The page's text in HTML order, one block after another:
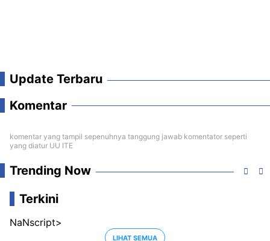
Update Terbaru
Komentar
komentar yang tampil sepenuhnya tanggung jawab komentator seperti
yang diatur UU ITE
Trending Now
Terkini
NaNscript>
LIHAT SEMUA